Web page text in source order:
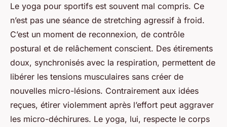
Le yoga pour sportifs est souvent mal compris. Ce
n’est pas une séance de stretching agressif à froid.
C’est un moment de reconnexion, de contrôle
postural et de relâchement conscient. Des étirements
doux, synchronisés avec la respiration, permettent de
libérer les tensions musculaires sans créer de
nouvelles micro-lésions. Contrairement aux idées
reçues, étirer violemment après l’effort peut aggraver
les micro-déchirures. Le yoga, lui, respecte le corps